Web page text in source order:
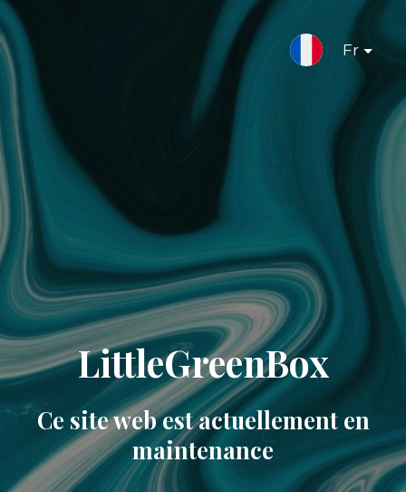
Fr
LittleGreenBox
Ce site web est actuellement en
maintenance